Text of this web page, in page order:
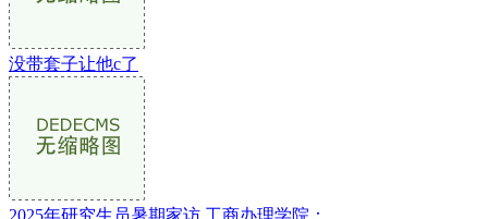
没带套子让他c了
2025年研究生员暑期家访 工商办理学院：